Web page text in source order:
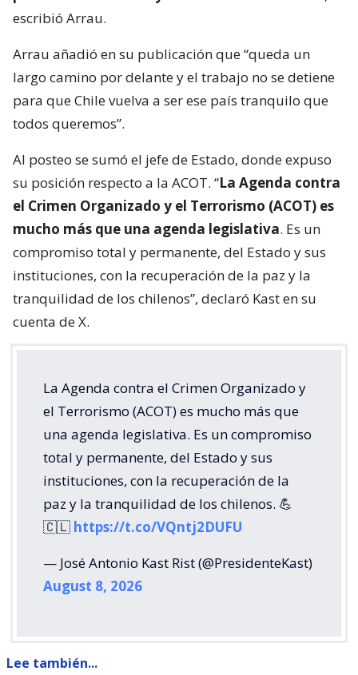
escribió Arrau.
Arrau añadió en su publicación que “queda un
largo camino por delante y el trabajo no se detiene
para que Chile vuelva a ser ese país tranquilo que
todos queremos”.
Al posteo se sumó el jefe de Estado, donde expuso
su posición respecto a la ACOT. “La Agenda contra
el Crimen Organizado y el Terrorismo (ACOT) es
mucho más que una agenda legislativa. Es un
compromiso total y permanente, del Estado y sus
instituciones, con la recuperación de la paz y la
tranquilidad de los chilenos”, declaró Kast en su
cuenta de X.
La Agenda contra el Crimen Organizado y
el Terrorismo (ACOT) es mucho más que
una agenda legislativa. Es un compromiso
total y permanente, del Estado y sus
instituciones, con la recuperación de la
paz y la tranquilidad de los chilenos. 💪
🇨🇱 https://t.co/VQntj2DUFU
— José Antonio Kast Rist (@PresidenteKast)
August 8, 2026
Lee también...